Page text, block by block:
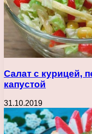
Салат с курицей,
капустой
31.10.2019